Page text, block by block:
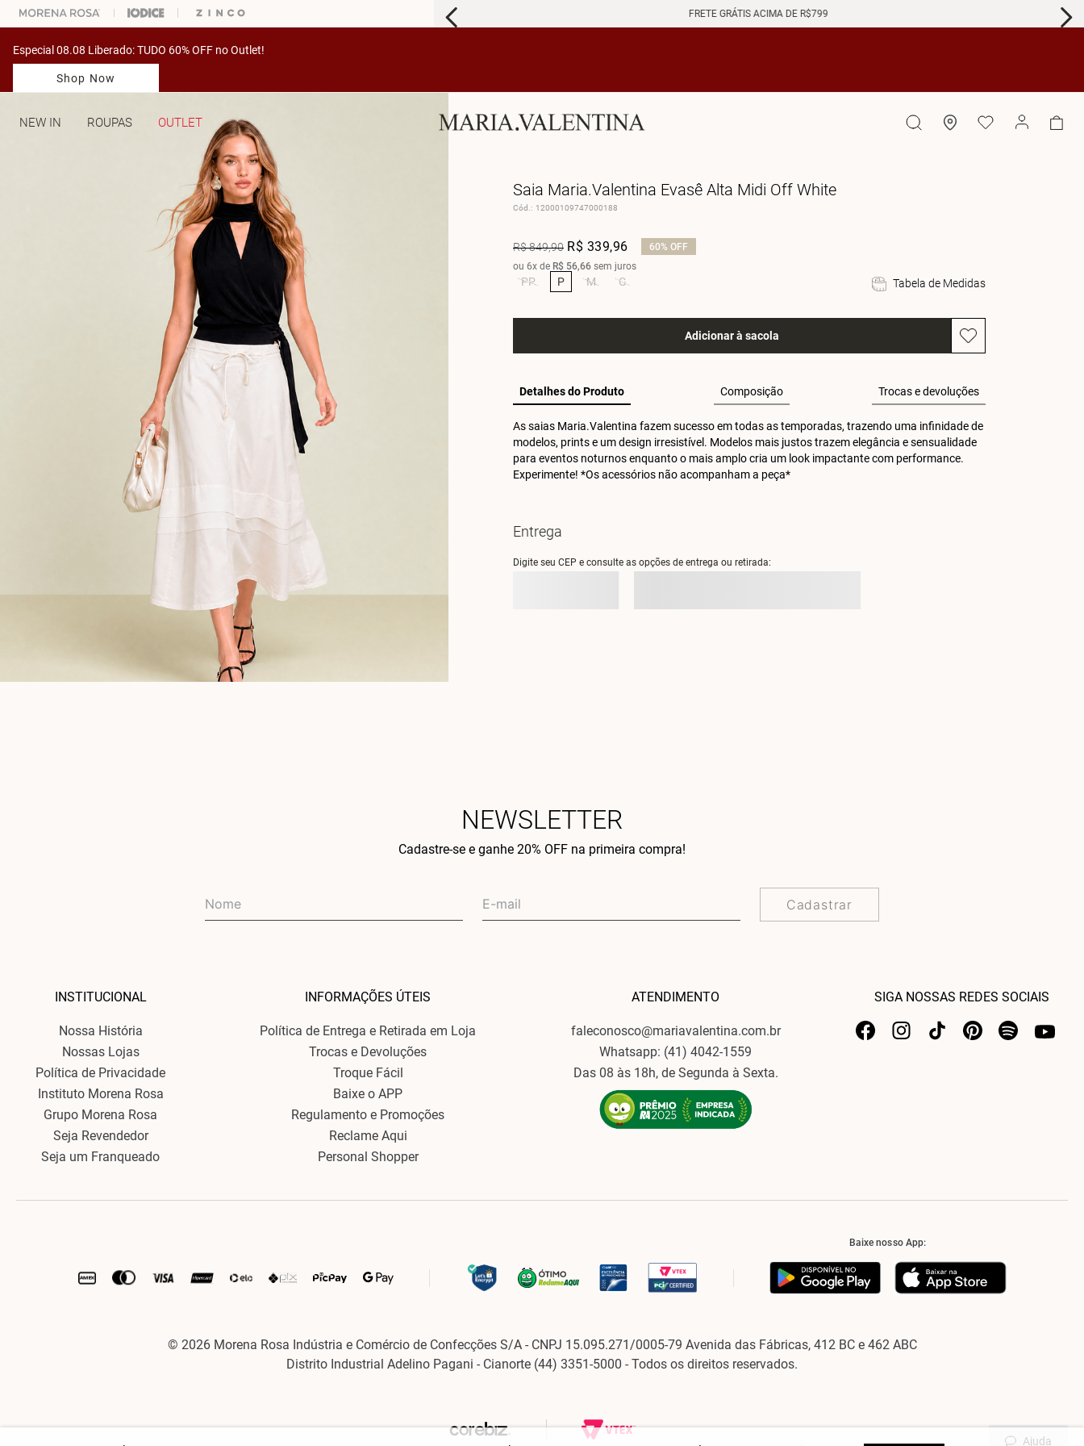
Ajuda
ESCOLHER SEU LOOK? FALE COM NOSSA PERSONAL SHOPPER. FRETE GRÁTIS ACIMA DE R$799
Especial 08.08 Liberado: TUDO 60% OFF no Outlet!
Shop Now
NEW IN ROUPAS OUTLET
Saia Maria.Valentina Evasê Alta Midi Off White
Cód. : 12000109747000188
R$849,90 R$ 339,96 60% OFF
ou 6x de R$ 56,66 sem juros
PP P M G Tabela de Medidas
Adicionar à sacola
Detalhes do Produto Composição Trocas e devoluções
As saias Maria.Valentina fazem sucesso em todas as temporadas, trazendo uma infinidade de
modelos, prints e um design irresistível. Modelos mais justos trazem elegância e sensualidade
para eventos noturnos enquanto o mais amplo cria um look impactante com performance.
Experimente! *Os acessórios não acompanham a peça*
Entrega
Digite seu CEP e consulte as opções de entrega ou retirada:
NEWSLETTER
Cadastre-se e ganhe 20% OFF na primeira compra!
Cadastrar
INSTITUCIONAL
Nossa História
Nossas Lojas
Política de Privacidade
Instituto Morena Rosa
Grupo Morena Rosa
Seja Revendedor
Seja um Franqueado
INFORMAÇÕES ÚTEIS
Política de Entrega e Retirada em Loja
Trocas e Devoluções
Troque Fácil
Baixe o APP
Regulamento e Promoções
Reclame Aqui
Personal Shopper
ATENDIMENTO
faleconosco@mariavalentina.com.br
Whatsapp: (41) 4042-1559
Das 08 às 18h, de Segunda à Sexta.
SIGA NOSSAS REDES SOCIAIS
Baixe nosso App:
© 2026 Morena Rosa Indústria e Comércio de Confecções S/A - CNPJ 15.095.271/0005-79 Avenida das Fábricas, 412 BC e 462 ABC
Distrito Industrial Adelino Pagani - Cianorte (44) 3351-5000 - Todos os direitos reservados.